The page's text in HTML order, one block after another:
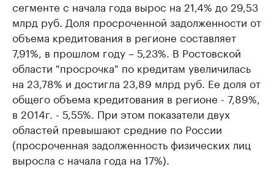
сегменте с начала года вырос на 21,4% до 29,53
млрд руб. Доля просроченной задолженности от
объема кредитования в регионе составляет
7,91%, в прошлом году – 5,23%. В Ростовской
области "просрочка" по кредитам увеличилась
на 23,78% и достигла 23,89 млрд руб. Ее доля от
общего объема кредитования в регионе - 7,89%,
в 2014г. - 5,55%. При этом показатели двух
областей превышают средние по России
(просроченная задолженность физических лиц
выросла с начала года на 17%).